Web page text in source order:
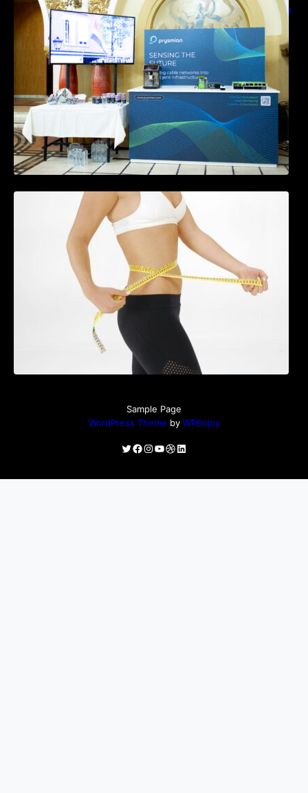
sensing si Digital Energy pentru monitorizarea
in timp real a infrastrucrutilor critice
Tratamentul Wegovy® generează o scădere
în greutate de până la 22,6% la femei în
perioada menopauzei și reduce la jumătate
riscul de migrene
Sample Page
WordPress Theme by WPEnjoy
Twitter
Facebook
Instagram
YouTube
Dribbble
LinkedIn